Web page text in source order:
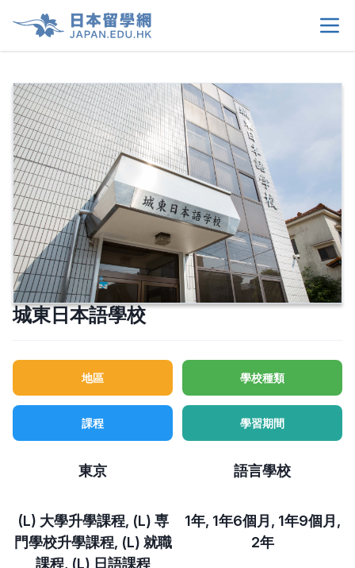
首頁 >
關於我們
留學選擇
學生須知 >
生活情報 >
租屋資訊 >
常見問題 >
聯絡我們 >
城東日本語學校
地區 學校種類
課程 學習期間
東京 語言學校
(L) 大學升學課程, (L) 専
門學校升學課程, (L) 就職
課程, (L) 日語課程
1年, 1年6個月, 1年9個月,
2年